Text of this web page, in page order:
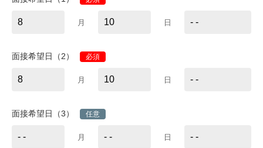
月 日
面接希望日（2） 必須
月 日
面接希望日（3） 任意
月 日